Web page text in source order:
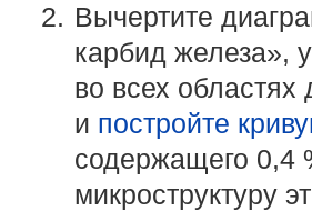
Вычертите
карбид железа»,
во всех
и постройте
содержащего 0,4
микроструктуру